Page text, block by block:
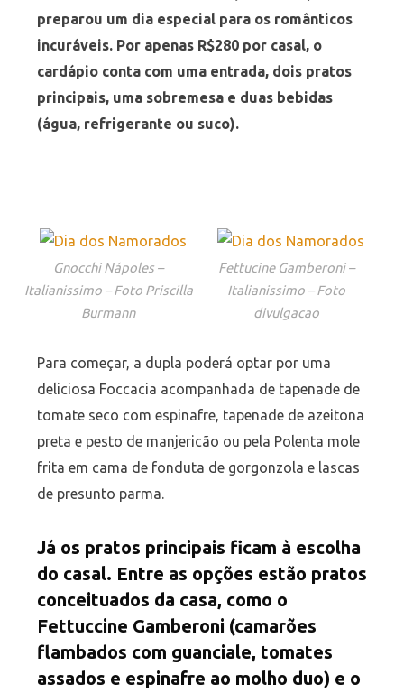
preparou um dia especial para os românticos
incuráveis. Por apenas R$280 por casal, o
cardápio conta com uma entrada, dois pratos
principais, uma sobremesa e duas bebidas
(água, refrigerante ou suco).
Gnocchi Nápoles –
Italianissimo – Foto Priscilla
Burmann
Fettucine Gamberoni –
Italianissimo – Foto
divulgacao
Para começar, a dupla poderá optar por uma
deliciosa Foccacia acompanhada de tapenade de
tomate seco com espinafre, tapenade de azeitona
preta e pesto de manjericão ou pela Polenta mole
frita em cama de fonduta de gorgonzola e lascas
de presunto parma.
Já os pratos principais ficam à escolha
do casal. Entre as opções estão pratos
conceituados da casa, como o
Fettuccine Gamberoni (camarões
flambados com guanciale, tomates
assados e espinafre ao molho duo) e o